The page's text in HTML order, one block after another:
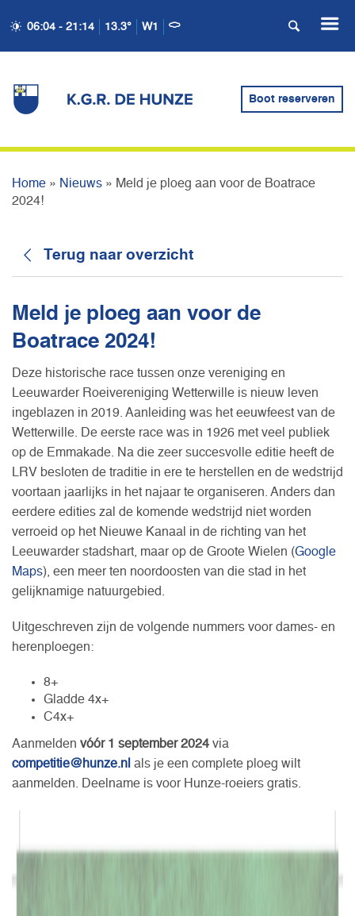
06:04 - 21:14 13.3° W1
Boot reserveren
MELD JE PLOEG AAN
Home » Nieuws » Meld je ploeg aan voor de Boatrace
2024!
Terug naar overzicht
Meld je ploeg aan voor de
Boatrace 2024!
Deze historische race tussen onze vereniging en
Leeuwarder Roeivereniging Wetterwille is nieuw leven
ingeblazen in 2019. Aanleiding was het eeuwfeest van de
Wetterwille. De eerste race was in 1926 met veel publiek
op de Emmakade. Na die zeer succesvolle editie heeft de
LRV besloten de traditie in ere te herstellen en de wedstrijd
voortaan jaarlijks in het najaar te organiseren. Anders dan
eerdere edities zal de komende wedstrijd niet worden
verroeid op het Nieuwe Kanaal in de richting van het
Leeuwarder stadshart, maar op de Groote Wielen (Google
Maps), een meer ten noordoosten van die stad in het
gelijknamige natuurgebied.
Uitgeschreven zijn de volgende nummers voor dames- en
herenploegen:
8+
Gladde 4x+
C4x+
Aanmelden vóór 1 september 2024 via
competitie@hunze.nl als je een complete ploeg wilt
aanmelden. Deelname is voor Hunze-roeiers gratis.